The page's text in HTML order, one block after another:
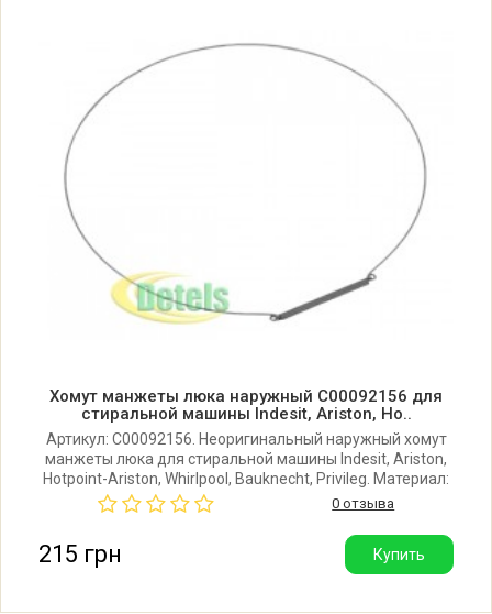
Indesit BIWMIL71252UK 769991565710
F156571 (859991565710 869991565710)
Indesit BIWMIL71252UK 769991565711
Indesit BIWMIL71252UKN 769991602940
F160294 (859991602940 869991602940)
Indesit BIWMIL71252UKN 769991602941
Indesit BIWMIL71452EU 769991566120
F156612 (859991566120 869991566120)
Indesit BIWMIL71452EU 769991566121
F156612 (859991566120 869991566120)
Indesit BIWMIL71452UK 769991565720
Хомут манжеты люка наружный C00092156 для
стиральной машины Indesit, Ariston, Ho..
Артикул: C00092156. Неоригинальный наружный хомут
манжеты люка для стиральной машины Indesit, Ariston,
Hotpoint-Ariston, Whirlpool, Bauknecht, Privileg. Материал:
сталь. Производитель: Турция.0 отзыва
215 грн Купить